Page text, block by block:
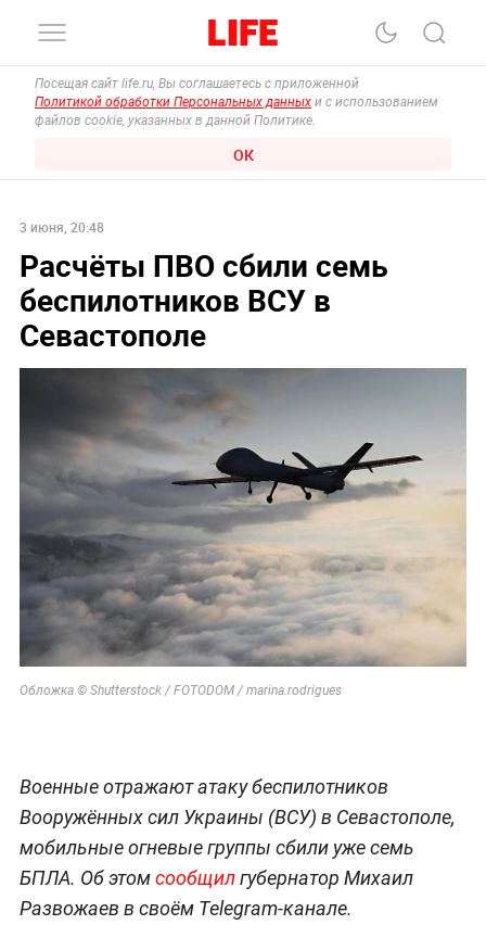
Посещая сайт life.ru, Вы соглашаетесь с приложенной
Политикой обработки Персональных данных и с использованием
файлов cookie, указанных в данной Политике.
ОК
3 июня, 20:48
Расчёты ПВО сбили семь
беспилотников ВСУ в
Севастополе
Обложка © Shutterstock / FOTODOM / marina.rodrigues
Военные отражают атаку беспилотников
Вооружённых сил Украины (ВСУ) в Севастополе,
мобильные огневые группы сбили уже семь
БПЛА. Об этомсообщилгубернатор Михаил
Развожаев в своём Telegram-канале.